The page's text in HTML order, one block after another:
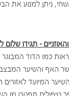
ניתן למנוע את
כמו הדוד
האף והשיער
המיועד לאזורים